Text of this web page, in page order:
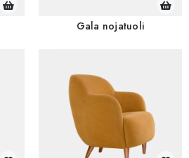
Gala nojatuoli